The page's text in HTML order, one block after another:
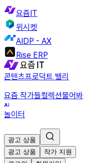
요즘IT
위시켓
AIDP - AX
Rise ERP
콘텐츠프로덕트 밸리
요즘 작가들컬렉션물어봐
놀이터
광고 상품
광고 상품
작가 지원